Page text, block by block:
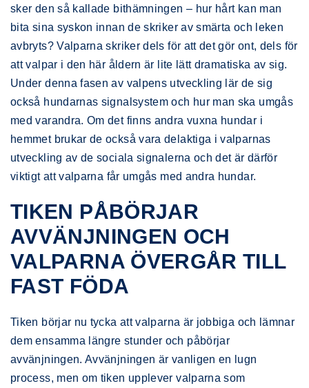
sker den så kallade bithämningen – hur hårt kan man
bita sina syskon innan de skriker av smärta och leken
avbryts? Valparna skriker dels för att det gör ont, dels för
att valpar i den här åldern är lite lätt dramatiska av sig.
Under denna fasen av valpens utveckling lär de sig
också hundarnas signalsystem och hur man ska umgås
med varandra. Om det finns andra vuxna hundar i
hemmet brukar de också vara delaktiga i valparnas
utveckling av de sociala signalerna och det är därför
viktigt att valparna får umgås med andra hundar.
TIKEN PÅBÖRJAR
AVVÄNJNINGEN OCH
VALPARNA ÖVERGÅR TILL
FAST FÖDA
Tiken börjar nu tycka att valparna är jobbiga och lämnar
dem ensamma längre stunder och påbörjar
avvänjningen. Avvänjningen är vanligen en lugn
process, men om tiken upplever valparna som